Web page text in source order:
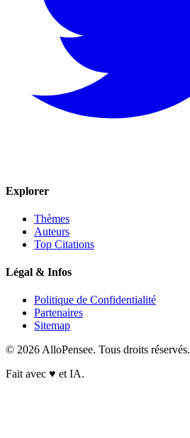
Explorer
Thèmes
Auteurs
Top Citations
Légal & Infos
Politique de Confidentialité
Partenaires
Sitemap
© 2026 AlloPensee. Tous droits réservés.
Fait avec ♥ et IA.